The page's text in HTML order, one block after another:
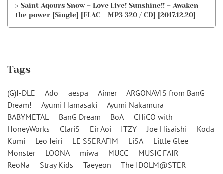
> Saint Aqours Snow – Love Live! Sunshine!! – Awaken
the power [Single] [FLAC + MP3 320 / CD] [2017.12.20]
Tags
(G)I-DLE Ado aespa Aimer
ARGONAVIS from BanG
Dream!
Ayumi Hamasaki
Ayumi Nakamura
BABYMETAL
BanG Dream BoA
CHiCO with
HoneyWorks
ClariS Eir Aoi ITZY Joe Hisaishi
Koda
Kumi
Leo Ieiri LE SSERAFIM LiSA
Little Glee
Monster
LOONA miwa MUCC
MUSIC FAIR
ReoNa
Stray Kids Taeyeon
The IDOLM@STER